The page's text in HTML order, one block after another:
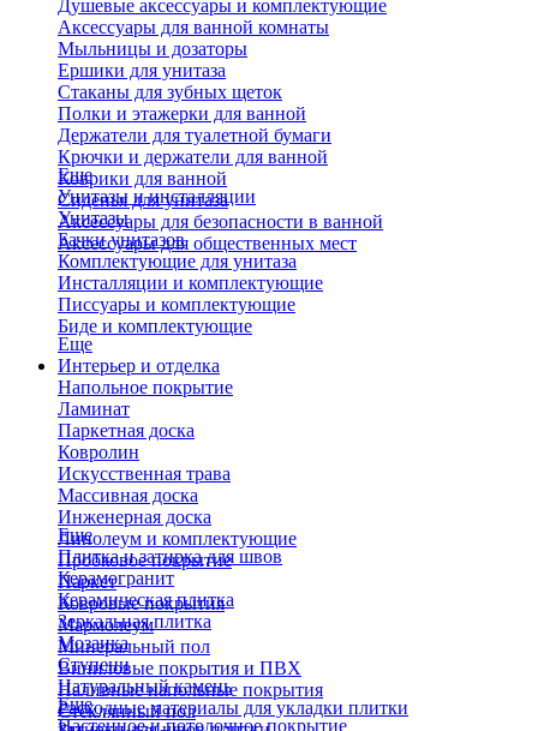
Душевые аксессуары и комплектующие
Аксессуары для ванной комнаты
Мыльницы и дозаторы
Ершики для унитаза
Стаканы для зубных щеток
Полки и этажерки для ванной
Держатели для туалетной бумаги
Крючки и держатели для ванной
Коврики для ванной
Сиденья для унитаза
Аксессуары для безопасности в ванной
Аксессуары для общественных мест
Еще
Унитазы и инсталляции
Унитазы
Бачки унитазов
Комплектующие для унитаза
Инсталляции и комплектующие
Писсуары и комплектующие
Биде и комплектующие
Еще
Интерьер и отделка
Напольное покрытие
Ламинат
Паркетная доска
Ковролин
Искусственная трава
Массивная доска
Инженерная доска
Линолеум и комплектующие
Пробковое покрытие
Паркет
Ковровые покрытия
Мармолеум
Минеральный пол
Виниловые покрытия и ПВХ
Наливные напольные покрытия
Стеклянный пол
Еще
Плитка и затирка для швов
Керамогранит
Керамическая плитка
Зеркальная плитка
Мозаика
Ступени
Натуральный камень
Расходные материалы для укладки плитки
Еще
Настенное и потолочное покрытие